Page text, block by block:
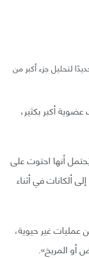
لتحليل جزء أكبر من
أكبر بكثير،
أنها احتوت على
ألكانات في أثناء
عمليات غير حيوية،
أو المريخ».